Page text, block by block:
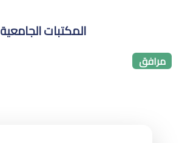
المكتبات الجامعية
مرافق